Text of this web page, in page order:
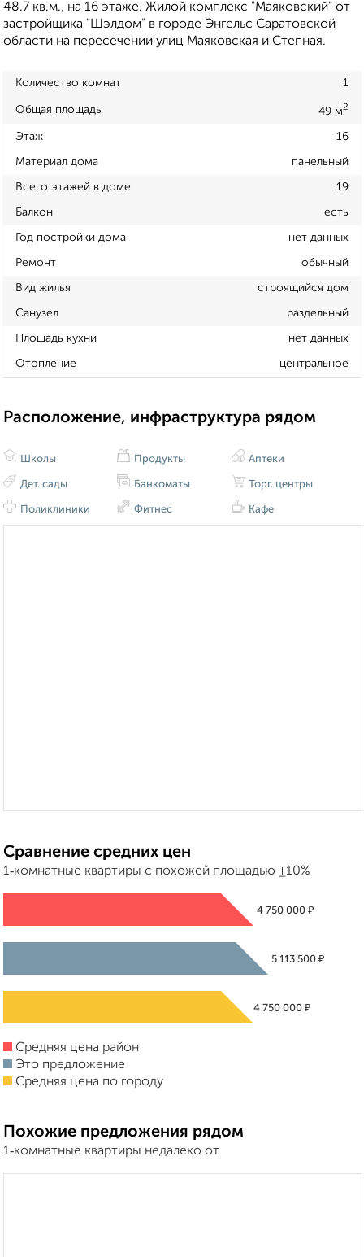
48.7 кв.м., на 16 этаже. Жилой комплекс "Маяковский" от
застройщика "Шэлдом" в городе Энгельс Саратовской
области на пересечении улиц Маяковская и Степная.
Количество комнат 1
Общая площадь 49 м2
Этаж 16
Материал дома панельный
Всего этажей в доме 19
Балкон есть
Год постройки дома нет данных
Ремонт обычный
Вид жилья строящийся дом
Санузел раздельный
Площадь кухни нет данных
Отопление центральное
Расположение, инфраструктура рядом
Школы
Дет. сады
Поликлиники
Продукты
Банкоматы
Фитнес
Аптеки
Торг. центры
Кафе
Сравнение средних цен
1‑комнатные квартиры с похожей площадью ±10%
4 750 000₽
5 113 500 ₽
4 750 000₽
Средняя цена район
Это предложение
Средняя цена по городу
Похожие предложения рядом
1‑комнатные квартиры недалеко от